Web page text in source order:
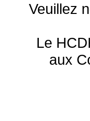
Veuillez
Le
aux